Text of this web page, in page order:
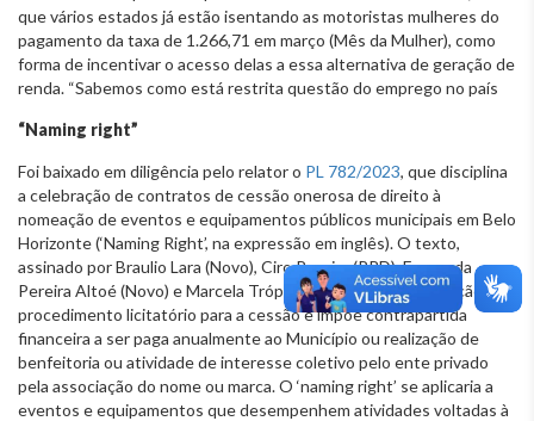
que vários estados já estão isentando as motoristas mulheres do
pagamento da taxa de 1.266,71 em março (Mês da Mulher), como
forma de incentivar o acesso delas a essa alternativa de geração de
renda. “Sabemos como está restrita questão do emprego no país
“Naming right”
Foi baixado em diligência pelo relator o PL 782/2023, que disciplina
a celebração de contratos de cessão onerosa de direito à
nomeação de eventos e equipamentos públicos municipais em Belo
Horizonte (‘Naming Right’, na expressão em inglês). O texto,
assinado por Braulio Lara (Novo), Ciro Pereira (PRD), Fernanda
Pereira Altoé (Novo) e Marcela Trópia (Novo) prevê a realização de
procedimento licitatório para a cessão e impõe contrapartida
financeira a ser paga anualmente ao Município ou realização de
benfeitoria ou atividade de interesse coletivo pelo ente privado
pela associação do nome ou marca. O ‘naming right’ se aplicaria a
eventos e equipamentos que desempenhem atividades voltadas à